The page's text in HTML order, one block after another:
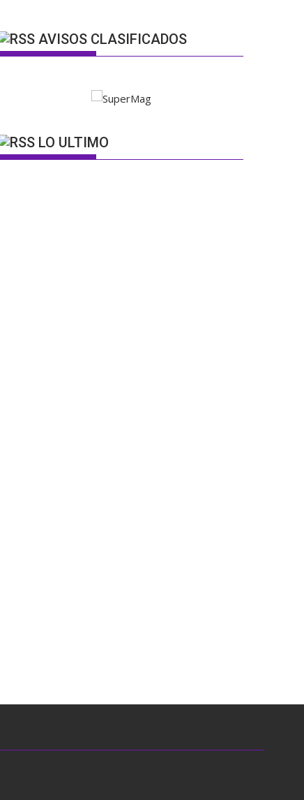
AVISOS CLASIFICADOS
LO ULTIMO